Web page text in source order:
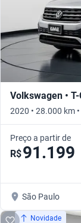
Volkswagen •
2020 • 28.000 km
Preço a partir de
R$91.199
São Paulo
Novidade